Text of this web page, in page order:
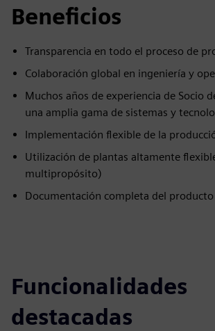
Beneficios
Transparencia en todo el proceso de
Colaboración global en ingeniería y
Muchos años de experiencia de Socio
una amplia gama de sistemas y
Implementación flexible de la
Utilización de plantas altamente
multipropósito)
Documentación completa del producto
Funcionalidades
destacadas